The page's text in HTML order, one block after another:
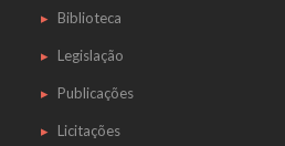
Biblioteca
Legislação
Publicações
Licitações